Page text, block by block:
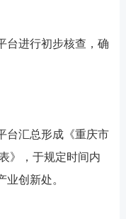
台进行初步核查，确
台汇总形成《重庆市
》，于规定时间内
创新处。